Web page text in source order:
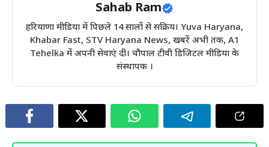
Sahab Ram
हरियाणा मीडिया में पिछले 14 सालों से सक्रिय। Yuva Haryana,
Khabar Fast, STV Haryana News, खबरें अभी तक, A1
Tehelka में अपनी सेवाएं दी। चौपाल टीवी डिजिटल मीडिया के
संस्थापक ।